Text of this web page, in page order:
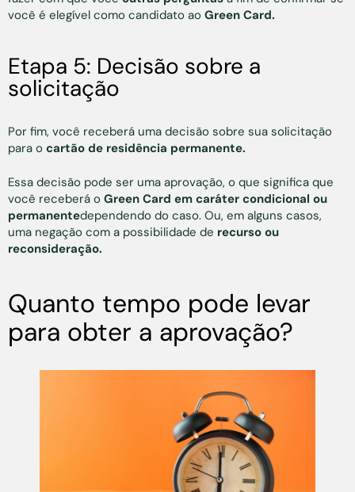
você é elegível como candidato ao Green Card.
Etapa 5: Decisão sobre a
solicitação
Por fim, você receberá uma decisão sobre sua solicitação
para o cartão de residência permanente.
Essa decisão pode ser uma aprovação, o que significa que
você receberá o Green Card em caráter condicional ou
permanentedependendo do caso. Ou, em alguns casos,
uma negação com a possibilidade de recurso ou
reconsideração.
Quanto tempo pode levar
para obter a aprovação?